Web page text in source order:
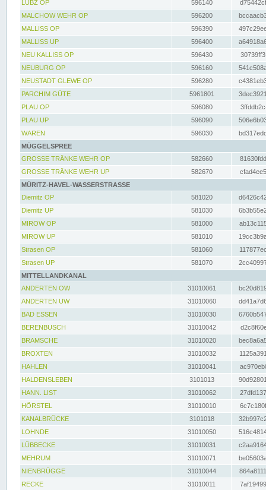
LÜBZ OP
596140
MALCHOW WEHR OP
596200
MALLISS OP
596390
MALLISS UP
596400
NEU KALLISS OP
596430
NEUBURG OP
596160
NEUSTADT GLEWE OP
596280
PARCHIM GÜTE
5961801
PLAU OP
596080
PLAU UP
596090
WAREN
596030
MÜGGELSPREE
GROSSE TRÄNKE WEHR OP
582660
GROSSE TRÄNKE WEHR UP
582670
MÜRITZ-HAVEL-WASSERSTRASSE
Diemitz OP
581020
Diemitz UP
581030
MIROW OP
581000
MIROW UP
581010
Strasen OP
581060
Strasen UP
581070
MITTELLANDKANAL
ANDERTEN OW
31010061
ANDERTEN UW
31010060
BAD ESSEN
31010030
BERENBUSCH
31010042
BRAMSCHE
31010020
BROXTEN
31010032
HAHLEN
31010041
HALDENSLEBEN
3101013
HANN. LIST
31010062
HÖRSTEL
31010010
KANALBRÜCKE
3101018
LOHNDE
31010050
LÜBBECKE
31010031
MEHRUM
31010071
NIENBRÜGGE
31010044
RECKE
31010011